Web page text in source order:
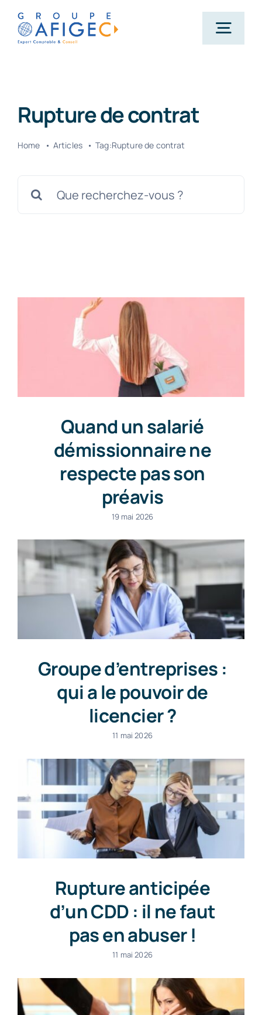
Passer
contenu
Qui-sommes-nous ?
Contact
Rupture de contrat
Home Articles Tag:Rupture de contrat
Quand un salarié
démissionnaire ne
respecte pas son
préavis
19 mai 2026
Groupe d’entreprises :
qui a le pouvoir de
licencier ?
11 mai 2026
Rupture anticipée
d’un CDD : il ne faut
pas en abuser !
11 mai 2026